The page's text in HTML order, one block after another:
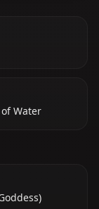
Water